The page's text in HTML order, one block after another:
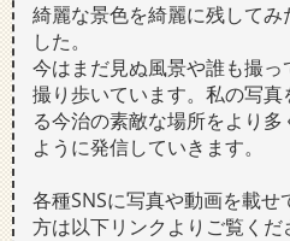
綺麗な景色を綺麗に残してみ
した。
今はまだ見ぬ風景や誰も撮
撮り歩いています。私の写
る今治の素敵な場所をより
ように発信していきます。
各種SNSに写真や動画を載せ
方は以下リンクよりご覧くだ